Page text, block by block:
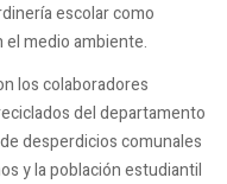
escolar como
medio ambiente.
los colaboradores
del departamento
desperdicios comunales
y la población estudiantil